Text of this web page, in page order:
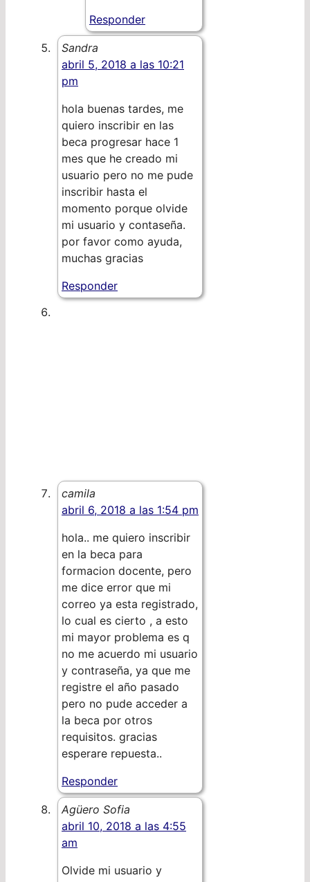
Responder
Sandra
abril 5, 2018 a las 10:21
pm
hola buenas tardes, me
quiero inscribir en las
beca progresar hace 1
mes que he creado mi
usuario pero no me pude
inscribir hasta el
momento porque olvide
mi usuario y contaseña.
por favor como ayuda,
muchas gracias
Responder
camila
abril 6, 2018 a las 1:54 pm
hola.. me quiero inscribir
en la beca para
formacion docente, pero
me dice error que mi
correo ya esta registrado,
lo cual es cierto , a esto
mi mayor problema es q
no me acuerdo mi usuario
y contraseña, ya que me
registre el año pasado
pero no pude acceder a
la beca por otros
requisitos. gracias
esperare repuesta..
Responder
Agüero Sofia
abril 10, 2018 a las 4:55
am
Olvide mi usuario y